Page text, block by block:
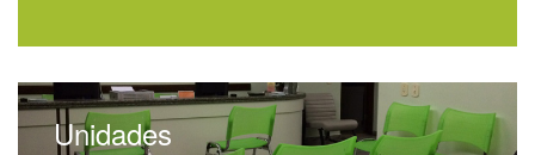
Unidades